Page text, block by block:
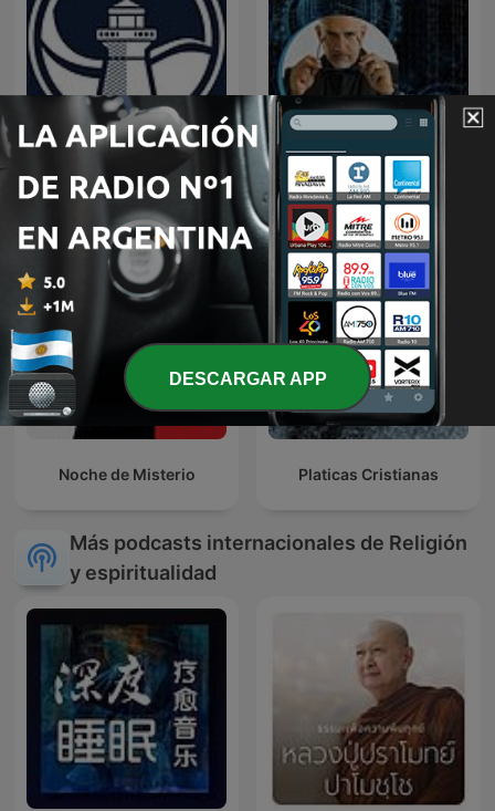
Predicaciones Cristianas Código Misterio
Noche de Misterio Platicas Cristianas
Más podcasts internacionales de Religión
y espiritualidad
DESCARGAR APP